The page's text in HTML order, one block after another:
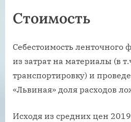
Стоимость
Себестоимость ленточного
из затрат на материалы (в
транспортировку) и
«Львиная» доля расходов
Исходя из средних цен